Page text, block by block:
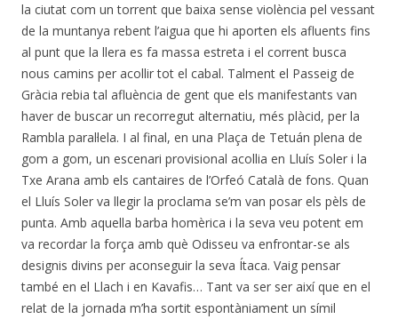
la ciutat com un torrent que baixa sense violència pel vessant
de la muntanya rebent l’aigua que hi aporten els afluents fins
al punt que la llera es fa massa estreta i el corrent busca
nous camins per acollir tot el cabal. Talment el Passeig de
Gràcia rebia tal afluència de gent que els manifestants van
haver de buscar un recorregut alternatiu, més plàcid, per la
Rambla paral·lela. I al final, en una Plaça de Tetuán plena de
gom a gom, un escenari provisional acollia en Lluís Soler i la
Txe Arana amb els cantaires de l’Orfeó Català de fons. Quan
el Lluís Soler va llegir la proclama se’m van posar els pèls de
punta. Amb aquella barba homèrica i la seva veu potent em
va recordar la força amb què Odisseu va enfrontar-se als
designis divins per aconseguir la seva Ítaca. Vaig pensar
també en el Llach i en Kavafis… Tant va ser ser així que en el
relat de la jornada m’ha sortit espontàniament un símil